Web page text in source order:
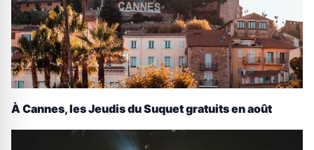
À Cannes, les Jeudis du Suquet gratuits en août